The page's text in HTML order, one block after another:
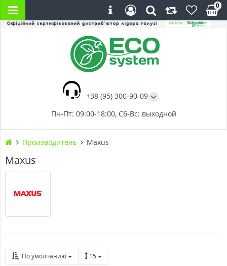
+38 (95) 300-90-09
Пн-Пт: 09:00-18:00, Сб-Вс: выходной
0
Производитель Maxus
Maxus
По умолчанию 15